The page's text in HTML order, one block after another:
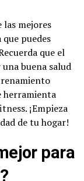
las mejores
puedes
que el
buena salud
herramienta
¡Empieza
de tu hogar!
para